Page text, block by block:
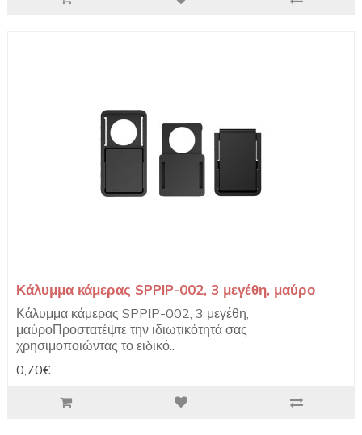
Κάλυμμα κάμερας SPPIP-002, 3 μεγέθη, μαύρο
Κάλυμμα κάμερας SPPIP-002, 3 μεγέθη,
μαύροΠροστατέψτε την ιδιωτικότητά σας
χρησιμοποιώντας το ειδικό..
0,70€